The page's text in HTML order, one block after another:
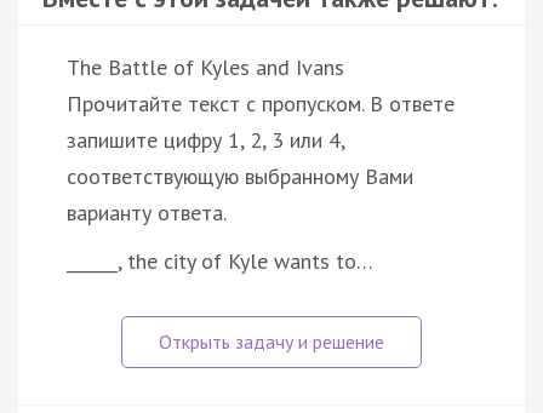
The Battle of Kyles and Ivans
Прочитайте текст с пропуском. В ответе
запишите цифру 1, 2, 3 или 4,
соответствующую выбранному Вами
варианту ответа.
______, the city of Kyle wants to…